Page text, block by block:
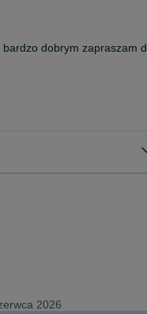
dobrym zapraszam
2026